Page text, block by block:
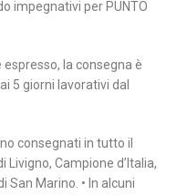
impegnativi per PUNTO
la consegna è
5 giorni lavorativi dal
consegnati in tutto il
Campione d’Italia,
San Marino. • In alcuni